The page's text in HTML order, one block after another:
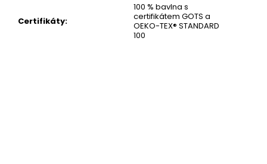
Certifikáty:
100 % bavlna s
certifikátem GOTS a
OEKO-TEX® STANDARD
100